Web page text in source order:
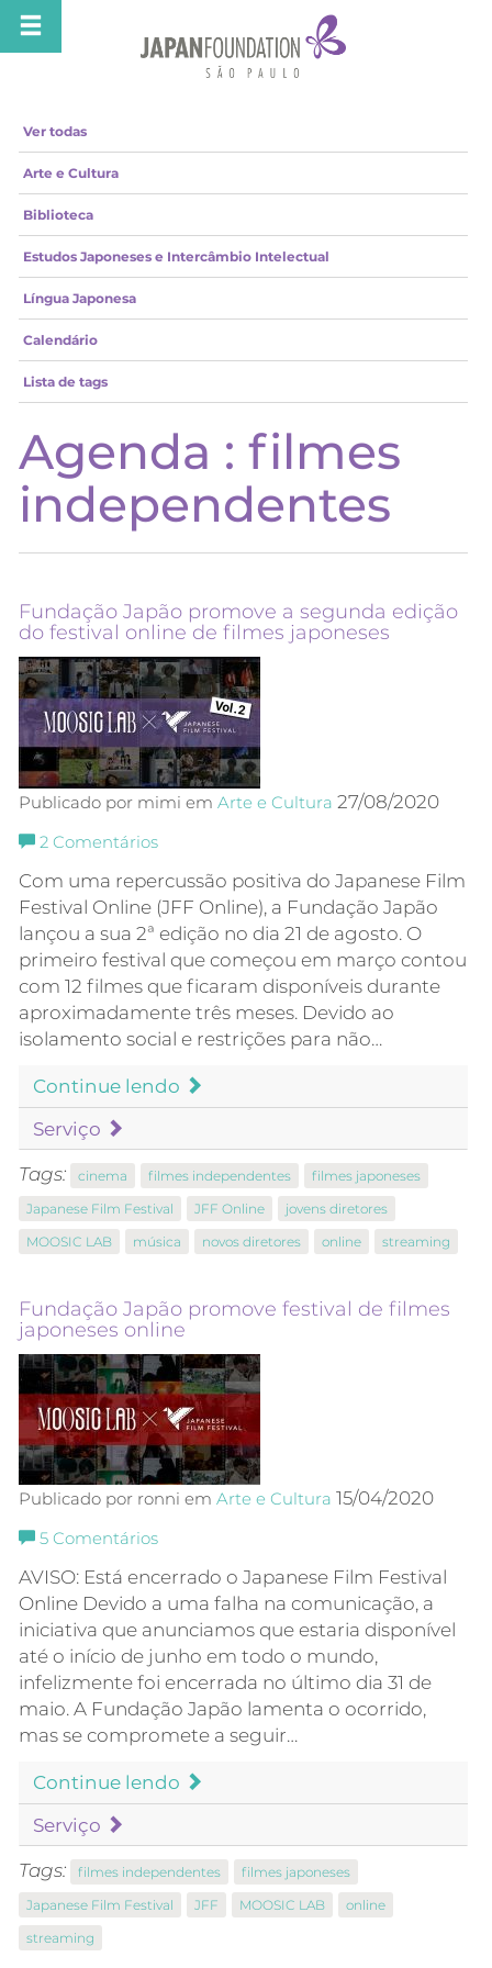
Ver todas
Arte e Cultura
Biblioteca
Estudos Japoneses e Intercâmbio Intelectual
Língua Japonesa
Calendário
Lista de tags
Agenda : filmes
independentes
Fundação Japão promove a segunda edição
do festival online de filmes japoneses
Publicado por mimi em Arte e Cultura 27/08/2020
2 Comentários
Com uma repercussão positiva do Japanese Film
Festival Online (JFF Online), a Fundação Japão
lançou a sua 2ª edição no dia 21 de agosto. O
primeiro festival que começou em março contou
com 12 filmes que ficaram disponíveis durante
aproximadamente três meses. Devido ao
isolamento social e restrições para não…
Continue lendo
Serviço
Tags: cinema filmes independentes
filmes japoneses
Japanese Film Festival
JFF Online
jovens diretores
MOOSIC LAB
música novos diretores online streaming
Fundação Japão promove festival de filmes
japoneses online
Publicado por ronni em Arte e Cultura 15/04/2020
5 Comentários
AVISO: Está encerrado o Japanese Film Festival
Online Devido a uma falha na comunicação, a
iniciativa que anunciamos que estaria disponível
até o início de junho em todo o mundo,
infelizmente foi encerrada no último dia 31 de
maio. A Fundação Japão lamenta o ocorrido,
mas se compromete a seguir…
Continue lendo
Serviço
Tags: filmes independentes
filmes japoneses
Japanese Film Festival
JFF MOOSIC LAB
online
streaming